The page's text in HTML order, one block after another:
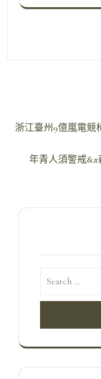
文
浙江臺州9億嵐電競
年青人須警戒&#